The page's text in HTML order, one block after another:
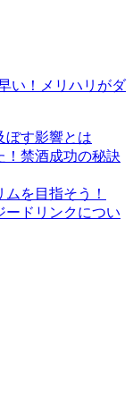
い！メリハリがダ
ぼす影響とは
！禁酒成功の秘訣
を目指そう！
ードリンクについ